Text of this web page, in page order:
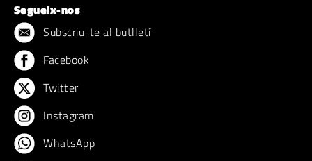
Segueix-nos
Subscriu-te al butlletí
Facebook
Twitter
Instagram
WhatsApp